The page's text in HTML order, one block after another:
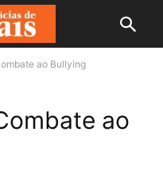
ao Bullying
ao